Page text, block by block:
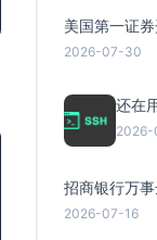
2026-07-30
招商银行万
2026-07-16